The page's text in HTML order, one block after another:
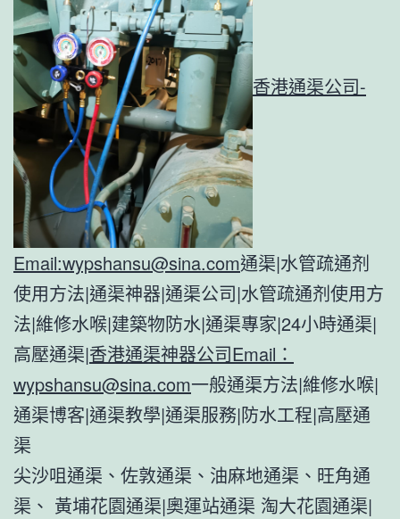
香港通渠公司-
Email:wypshansu@sina.com通渠|水管疏通剂
使用方法|通渠神器|通渠公司|水管疏通剂使用方
法|維修水喉|建築物防水|通渠專家|24小時通渠|
高壓通渠|香港通渠神器公司Email：
wypshansu@sina.com一般通渠方法|維修水喉|
通渠博客|通渠教學|通渠服務|防水工程|高壓通
渠
尖沙咀通渠、佐敦通渠、油麻地通渠、旺角通
渠、 黃埔花園通渠|奧運站通渠 淘大花園通渠|